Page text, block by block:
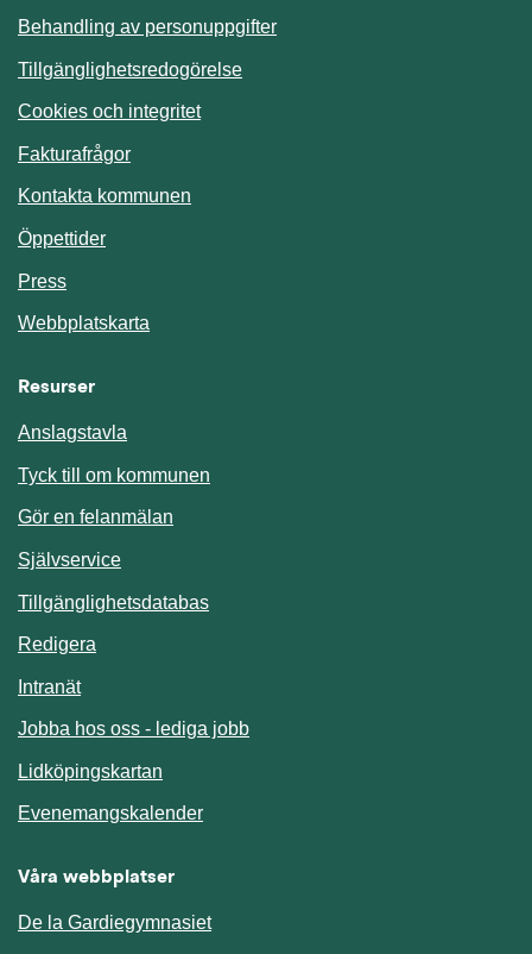
Behandling av personuppgifter
Tillgänglighetsredogörelse
Cookies och integritet
Fakturafrågor
Kontakta kommunen
Öppettider
Press
Webbplatskarta
Resurser
Anslagstavla
Tyck till om kommunen
Gör en felanmälan
SjälvserviceLänk till annan webbplats.
TillgänglighetsdatabasLänk till annan webbplats.
Redigera
IntranätLänk till annan webbplats.
Jobba hos oss - lediga jobb
Lidköpingskartan
EvenemangskalenderLänk till annan webbplats.
Våra webbplatser
De la Gardiegymnasiet